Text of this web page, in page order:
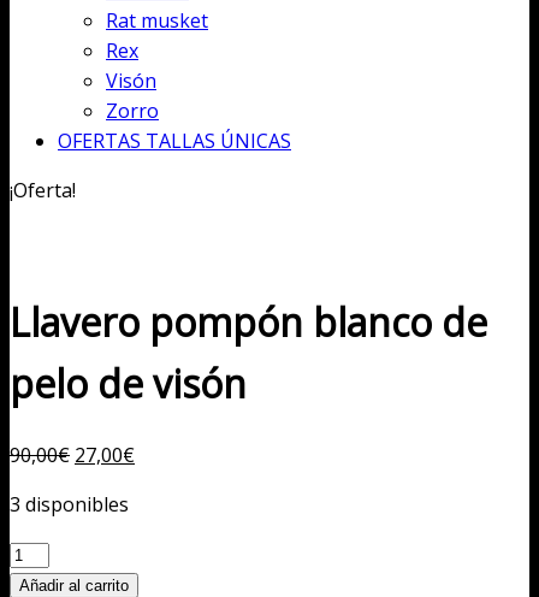
Rat musket
Rex
Visón
Zorro
OFERTAS TALLAS ÚNICAS
¡Oferta!
Llavero pompón blanco de
pelo de visón
90,00€ El
original
90,00€.
27,00€El
27,00€.
3 disponibles
Llavero
pompón
Añadir al carrito